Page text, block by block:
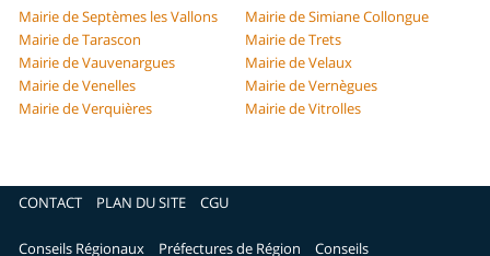
Mairie de Septèmes les Vallons
Mairie de Simiane Collongue
Mairie de Tarascon
Mairie de Trets
Mairie de Vauvenargues
Mairie de Velaux
Mairie de Venelles
Mairie de Vernègues
Mairie de Verquières
Mairie de Vitrolles
CONTACT PLAN DU SITE CGU
Conseils Régionaux Préfectures de Région Conseils